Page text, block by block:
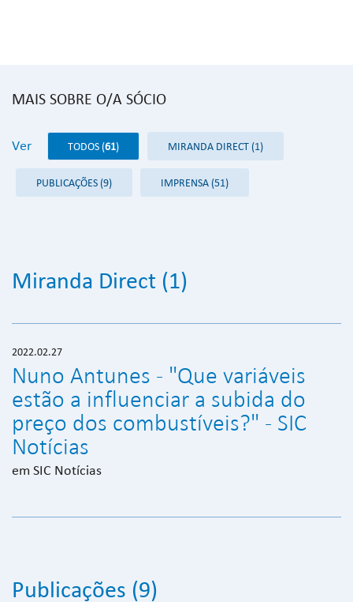
MAIS SOBRE O/A SÓCIO
Ver TODOS (61) MIRANDA DIRECT (1)
PUBLICAÇÕES (9) IMPRENSA (51)
Miranda Direct (1)
2022.02.27
Nuno Antunes - "Que variáveis
estão a influenciar a subida do
preço dos combustíveis?" - SIC
Notícias
em SIC Notícias
Publicações (9)